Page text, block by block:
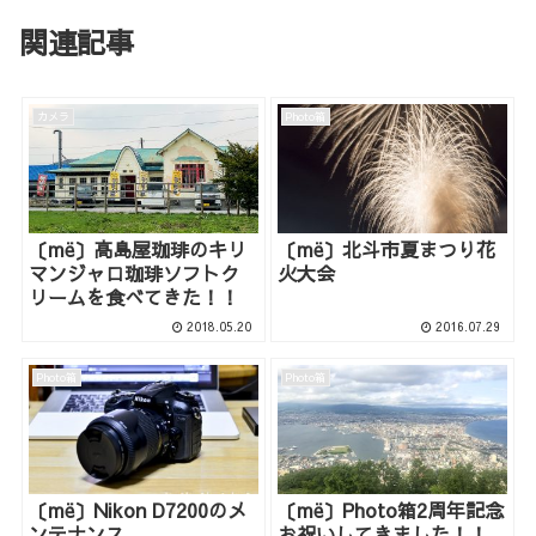
関連記事
カメラ
〔më〕高島屋珈琲のキリ
マンジャロ珈琲ソフトク
リームを食べてきた！！
2018.05.20
Photo箱
〔më〕北斗市夏まつり花
火大会
2016.07.29
Photo箱
〔më〕Nikon D7200のメ
Photo箱
〔më〕Photo箱2周年記念